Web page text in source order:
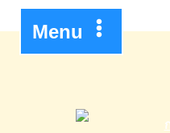
Menu